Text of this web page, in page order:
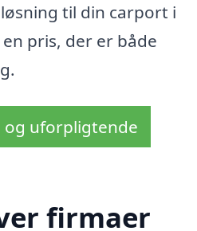
til din carport i
pris, der er både
og uforpligtende
firmaer